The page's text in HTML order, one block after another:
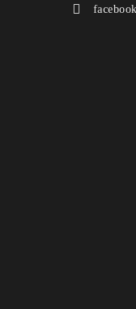
facebook